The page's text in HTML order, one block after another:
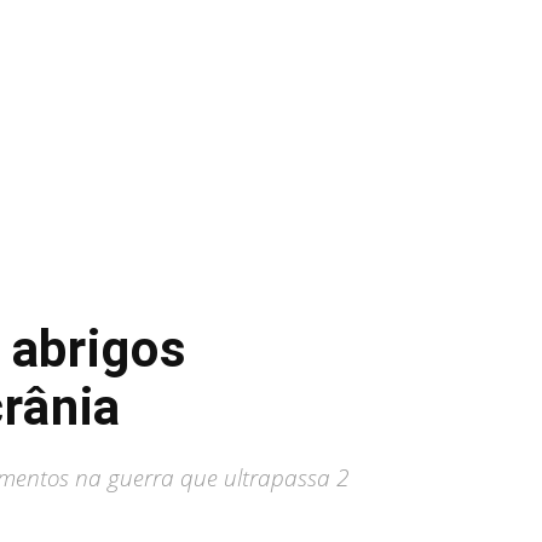
na guerra que ultrapassa 2